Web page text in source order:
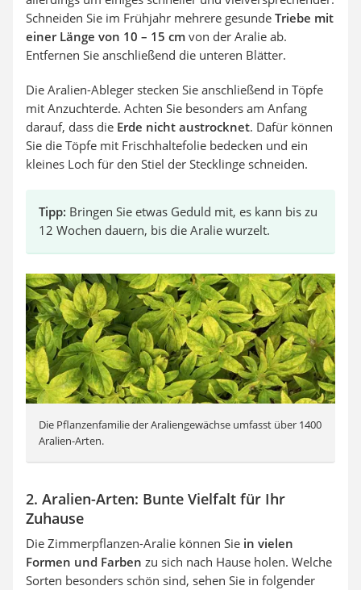
Schneiden Sie im Frühjahr mehrere gesunde Triebe mit
einer Länge von 10 – 15 cm von der Aralie ab.
Entfernen Sie anschließend die unteren Blätter.
Die Aralien-Ableger stecken Sie anschließend in Töpfe
mit Anzuchterde. Achten Sie besonders am Anfang
darauf, dass die Erde nicht austrocknet. Dafür können
Sie die Töpfe mit Frischhaltefolie bedecken und ein
kleines Loch für den Stiel der Stecklinge schneiden.
Tipp: Bringen Sie etwas Geduld mit, es kann bis zu
12 Wochen dauern, bis die Aralie wurzelt.
Die Pflanzenfamilie der Araliengewächse umfasst über 1400
Aralien-Arten.
2. Aralien-Arten: Bunte Vielfalt für Ihr
Zuhause
Die Zimmerpflanzen-Aralie können Sie in vielen
Formen und Farben zu sich nach Hause holen. Welche
Sorten besonders schön sind, sehen Sie in folgender